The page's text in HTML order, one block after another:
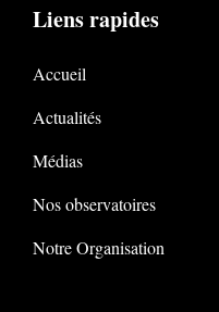
Liens rapides
Accueil
Actualités
Médias
Nos observatoires
Notre Organisation